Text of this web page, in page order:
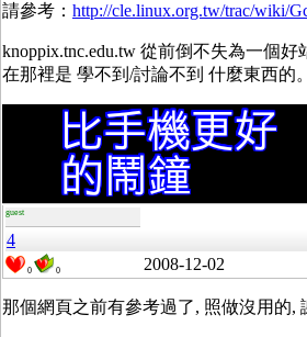
請參考： http://cle.linux.org.tw/trac/wiki/
knoppix.tnc.edu.tw 從前倒不失為一個好
在那裡是 學不到/討論不到 什麼東西的。
guest
4
0 0 2008-12-02
那個網頁之前有參考過了, 照做沒用的,